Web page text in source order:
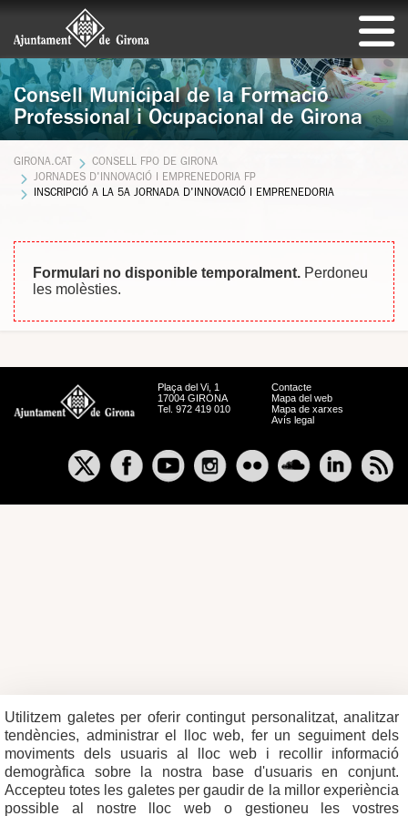
Consell Municipal de la Formació
Professional i Ocupacional de Girona
GIRONA.CAT
CONSELL FPO DE GIRONA
JORNADES D'INNOVACIÓ I EMPRENEDORIA FP
INSCRIPCIÓ A LA 5A JORNADA D'INNOVACIÓ I EMPRENEDORIA
Formulari no disponible temporalment. Perdoneu
les molèsties.
Plaça del Vi, 1
17004 GIRONA
Tel. 972 419 010
Contacte
Mapa del web
Mapa de xarxes
Avís legal
Utilitzem galetes per oferir contingut personalitzat, analitzar
tendències, administrar el lloc web, fer un seguiment dels
moviments dels usuaris al lloc web i recollir informació
demogràfica sobre la nostra base d'usuaris en conjunt.
Accepteu totes les galetes per gaudir de la millor experiència
possible al nostre lloc web o gestioneu les vostres